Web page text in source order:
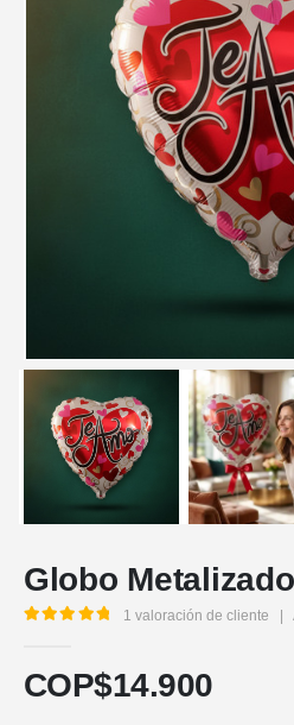
Globo
1 valoración de cliente
COP$14.900